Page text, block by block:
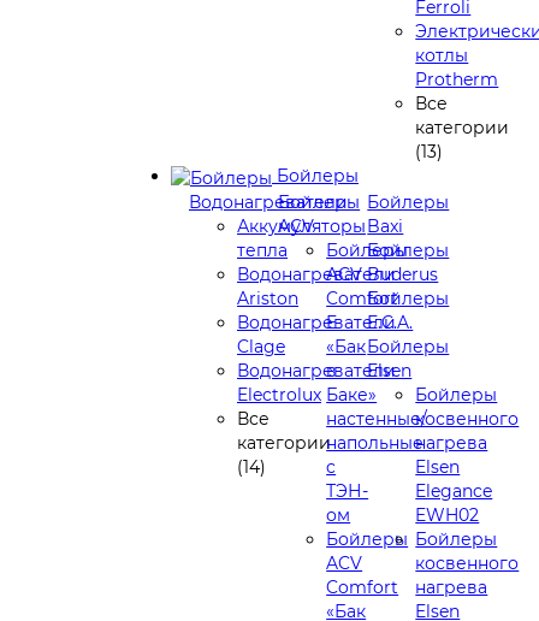
Ferroli
котлы
Protherm
Все
категории
(13)
Бойлеры
Водонагреватели
Аккумуляторы
тепла
Водонагреватели
Ariston
Водонагреватели
Clage
Водонагреватели
Electrolux
Все
категории
(14)
Бойлеры
ACV
Бойлеры
ACV
Comfort
E
«Бак
в
Баке»
настенные/
напольные
c
ТЭН-
ом
Бойлеры
ACV
Comfort
«Бак
Бойлеры
Baxi
Бойлеры
Buderus
Бойлеры
E.C.A.
Бойлеры
Elsen
Бойлеры
косвенного
нагрева
Elsen
Elegance
EWH02
Бойлеры
косвенного
нагрева
Elsen